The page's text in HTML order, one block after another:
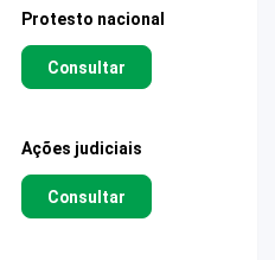
Protesto nacional
Consultar
Ações judiciais
Consultar